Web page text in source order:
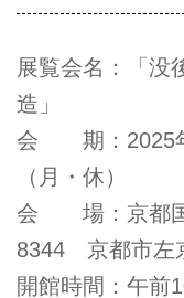
展覧会名：「没
造」
会 期：2025年
（月・休）
会 場：京都国
8344 京都市左
開館時間：午前